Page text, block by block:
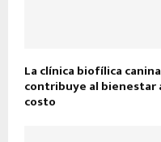
La clínica biofílica
contribuye al bienestar
costo